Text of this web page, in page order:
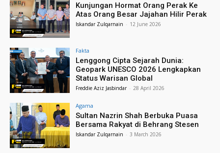
Kunjungan Hormat Orang Perak Ke
Atas Orang Besar Jajahan Hilir Perak
Iskandar Zulqarnain - 12 June 2026
Fakta
Lenggong Cipta Sejarah Dunia:
Geopark UNESCO 2026 Lengkapkan
Status Warisan Global
Freddie Aziz Jasbindar - 28 April 2026
Agama
Sultan Nazrin Shah Berbuka Puasa
Bersama Rakyat di Behrang Stesen
Iskandar Zulqarnain - 3 March 2026